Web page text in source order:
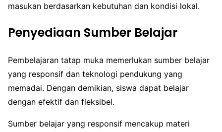
masukan berdasarkan kebutuhan dan kondisi lokal.
Penyediaan Sumber Belajar
Pembelajaran tatap muka memerlukan sumber belajar
yang responsif dan teknologi pendukung yang
memadai. Dengan demikian, siswa dapat belajar
dengan efektif dan fleksibel.
Sumber belajar yang responsif mencakup materi